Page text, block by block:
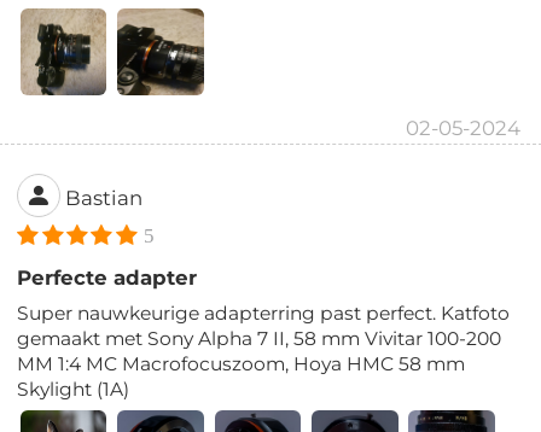
02-05-2024
Bastian
5
Perfecte adapter
Super nauwkeurige adapterring past perfect. Katfoto
gemaakt met Sony Alpha 7 II, 58 mm Vivitar 100-200
MM 1:4 MC Macrofocuszoom, Hoya HMC 58 mm
Skylight (1A)